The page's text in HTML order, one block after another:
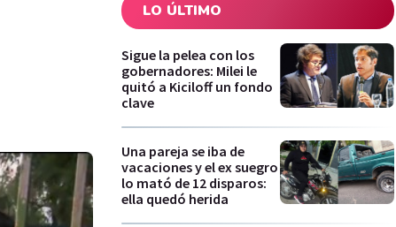
LO ÚLTIMO
Sigue la pelea con los
gobernadores: Milei le
quitó a Kiciloff un fondo
clave
Una pareja se iba de
vacaciones y el ex suegro
lo mató de 12 disparos:
ella quedó herida